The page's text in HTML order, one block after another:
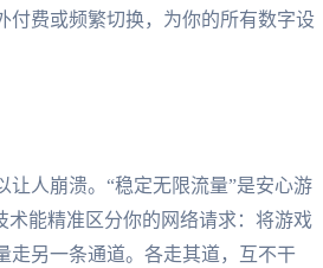
付费或频繁切换，为你的所有数字设
人崩溃。“稳定无限流量”是安心游
术能精准区分你的网络请求：将游戏
走另一条通道。各走其道，互不干